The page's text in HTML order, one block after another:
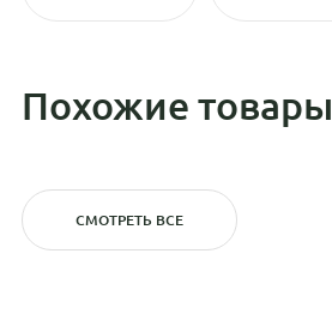
Похожие товары
СМОТРЕТЬ ВСЕ